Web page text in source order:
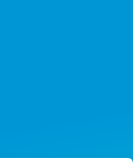
seçeneklerden